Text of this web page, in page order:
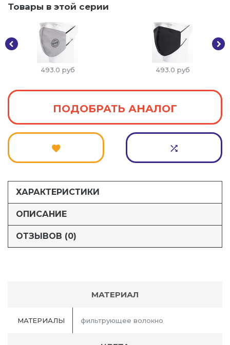
Товары в этой серии
493.0 руб 493.0 руб
ПОДОБРАТЬ АНАЛОГ
ХАРАКТЕРИСТИКИ
ОПИСАНИЕ
ОТЗЫВОВ (0)
МАТЕРИАЛ
МАТЕРИАЛЫ фильтрующее волокно